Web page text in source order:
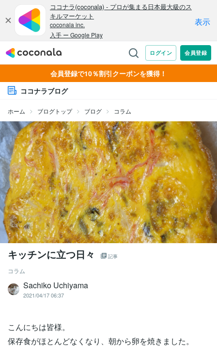
会員登録で10％割引クーポンを獲得！
ココナラブログ
ホーム ブログトップ ブログ コラム
キッチンに立つ日々 記事
コラム
Sachiko Uchiyama
2021/04/17 06:37
こんにちは皆様。
保存食がほとんどなくなり、朝から卵を焼きました。